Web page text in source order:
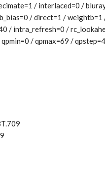
/ interlaced=0 /
/ direct=1 /
/ intra_refresh=0 /
/ qpmax=69 /